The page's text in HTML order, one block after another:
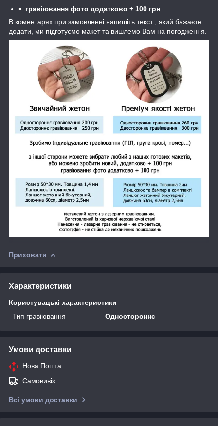
гравіювання фото додатково + 100 грн
В коментарях при замовленні напишіть текст , який бажаєте
додати, ми підготуємо макет та вишлемо Вам на погодження.
Приховати
Характеристики
Користувацькi характеристики
Тип гравіювання
Одностороннє
Умови доставки
Нова Пошта
Самовивіз
Всі умови доставки